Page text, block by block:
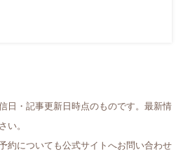
日・記事更新日時点のものです。最新情
い。
約についても公式サイトへお問い合わせ